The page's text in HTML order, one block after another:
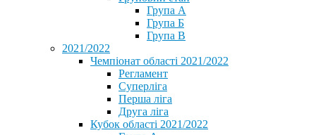
Група А
Група Б
Група В
2021/2022
Чемпіонат області 2021/2022
Регламент
Суперліга
Перша ліга
Друга ліга
Кубок області 2021/2022